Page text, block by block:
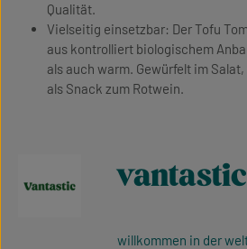
Qualität.
Vielseitig einsetzbar: Der Tofu
aus kontrolliert biologischem
als auch warm. Gewürfelt im
als Snack zum Rotwein.
vantastic
willkommen in der